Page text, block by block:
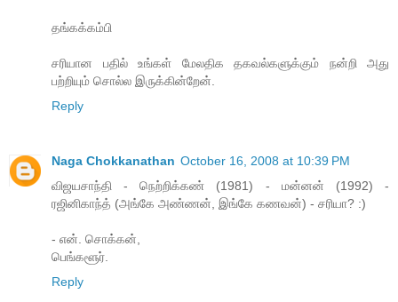
தங்கக்கம்பி
சரியான பதில் உங்கள் மேலதிக தகவல்களுக்கும் நன்றி அது
பற்றியும் சொல்ல இருக்கின்றேன்.
Reply
Naga Chokkanathan October 16, 2008 at 10:39 PM
விஜயசாந்தி - நெற்றிக்கண் (1981) - மன்னன் (1992) -
ரஜினிகாந்த் (அங்கே அண்ணன், இங்கே கணவன்) - சரியா? :)
- என். சொக்கன்,
பெங்களூர்.
Reply